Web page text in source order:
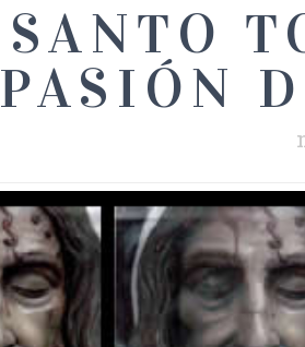
SANTO
PASIÓN